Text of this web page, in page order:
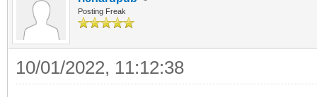
Posting Freak
10/01/2022, 11:12:38